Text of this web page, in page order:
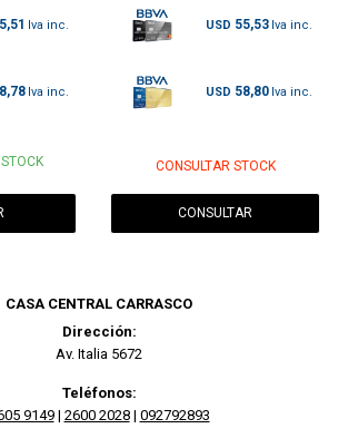
STOCK
USD 55,53
USD 58,80
CONSULTAR STOCK
CONSULTAR
CASA CENTRAL CARRASCO
Dirección:
Av. Italia 5672
Teléfonos:
9149| 2600 2028| 092792893